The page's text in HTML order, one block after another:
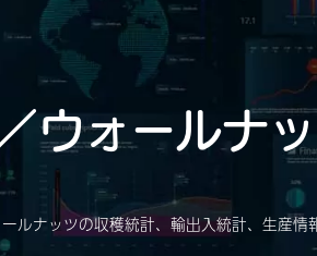
ウォールナ
ルナッツの収穫統計、輸出入統計、生産情